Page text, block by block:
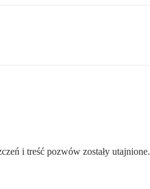
i treść pozwów zostały utajnione.